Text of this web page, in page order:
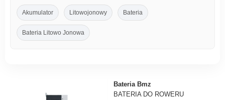
Akumulator Litowojonowy Bateria
Bateria Litowo Jonowa
Bateria Bmz
BATERIA DO ROWERU